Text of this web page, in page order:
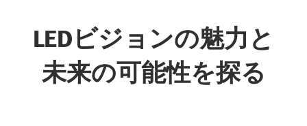
LEDビジョンの魅力と
未来の可能性を探る